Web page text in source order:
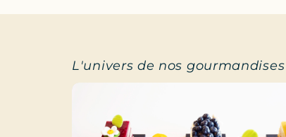
L'univers de nos gourmandises